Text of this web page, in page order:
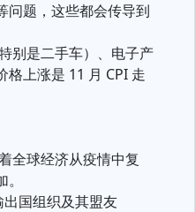
问题，这些都会传导到
别是二手车）、电子产
格上涨是 11 月 CPI 走
全球经济从疫情中复
出国组织及其盟友